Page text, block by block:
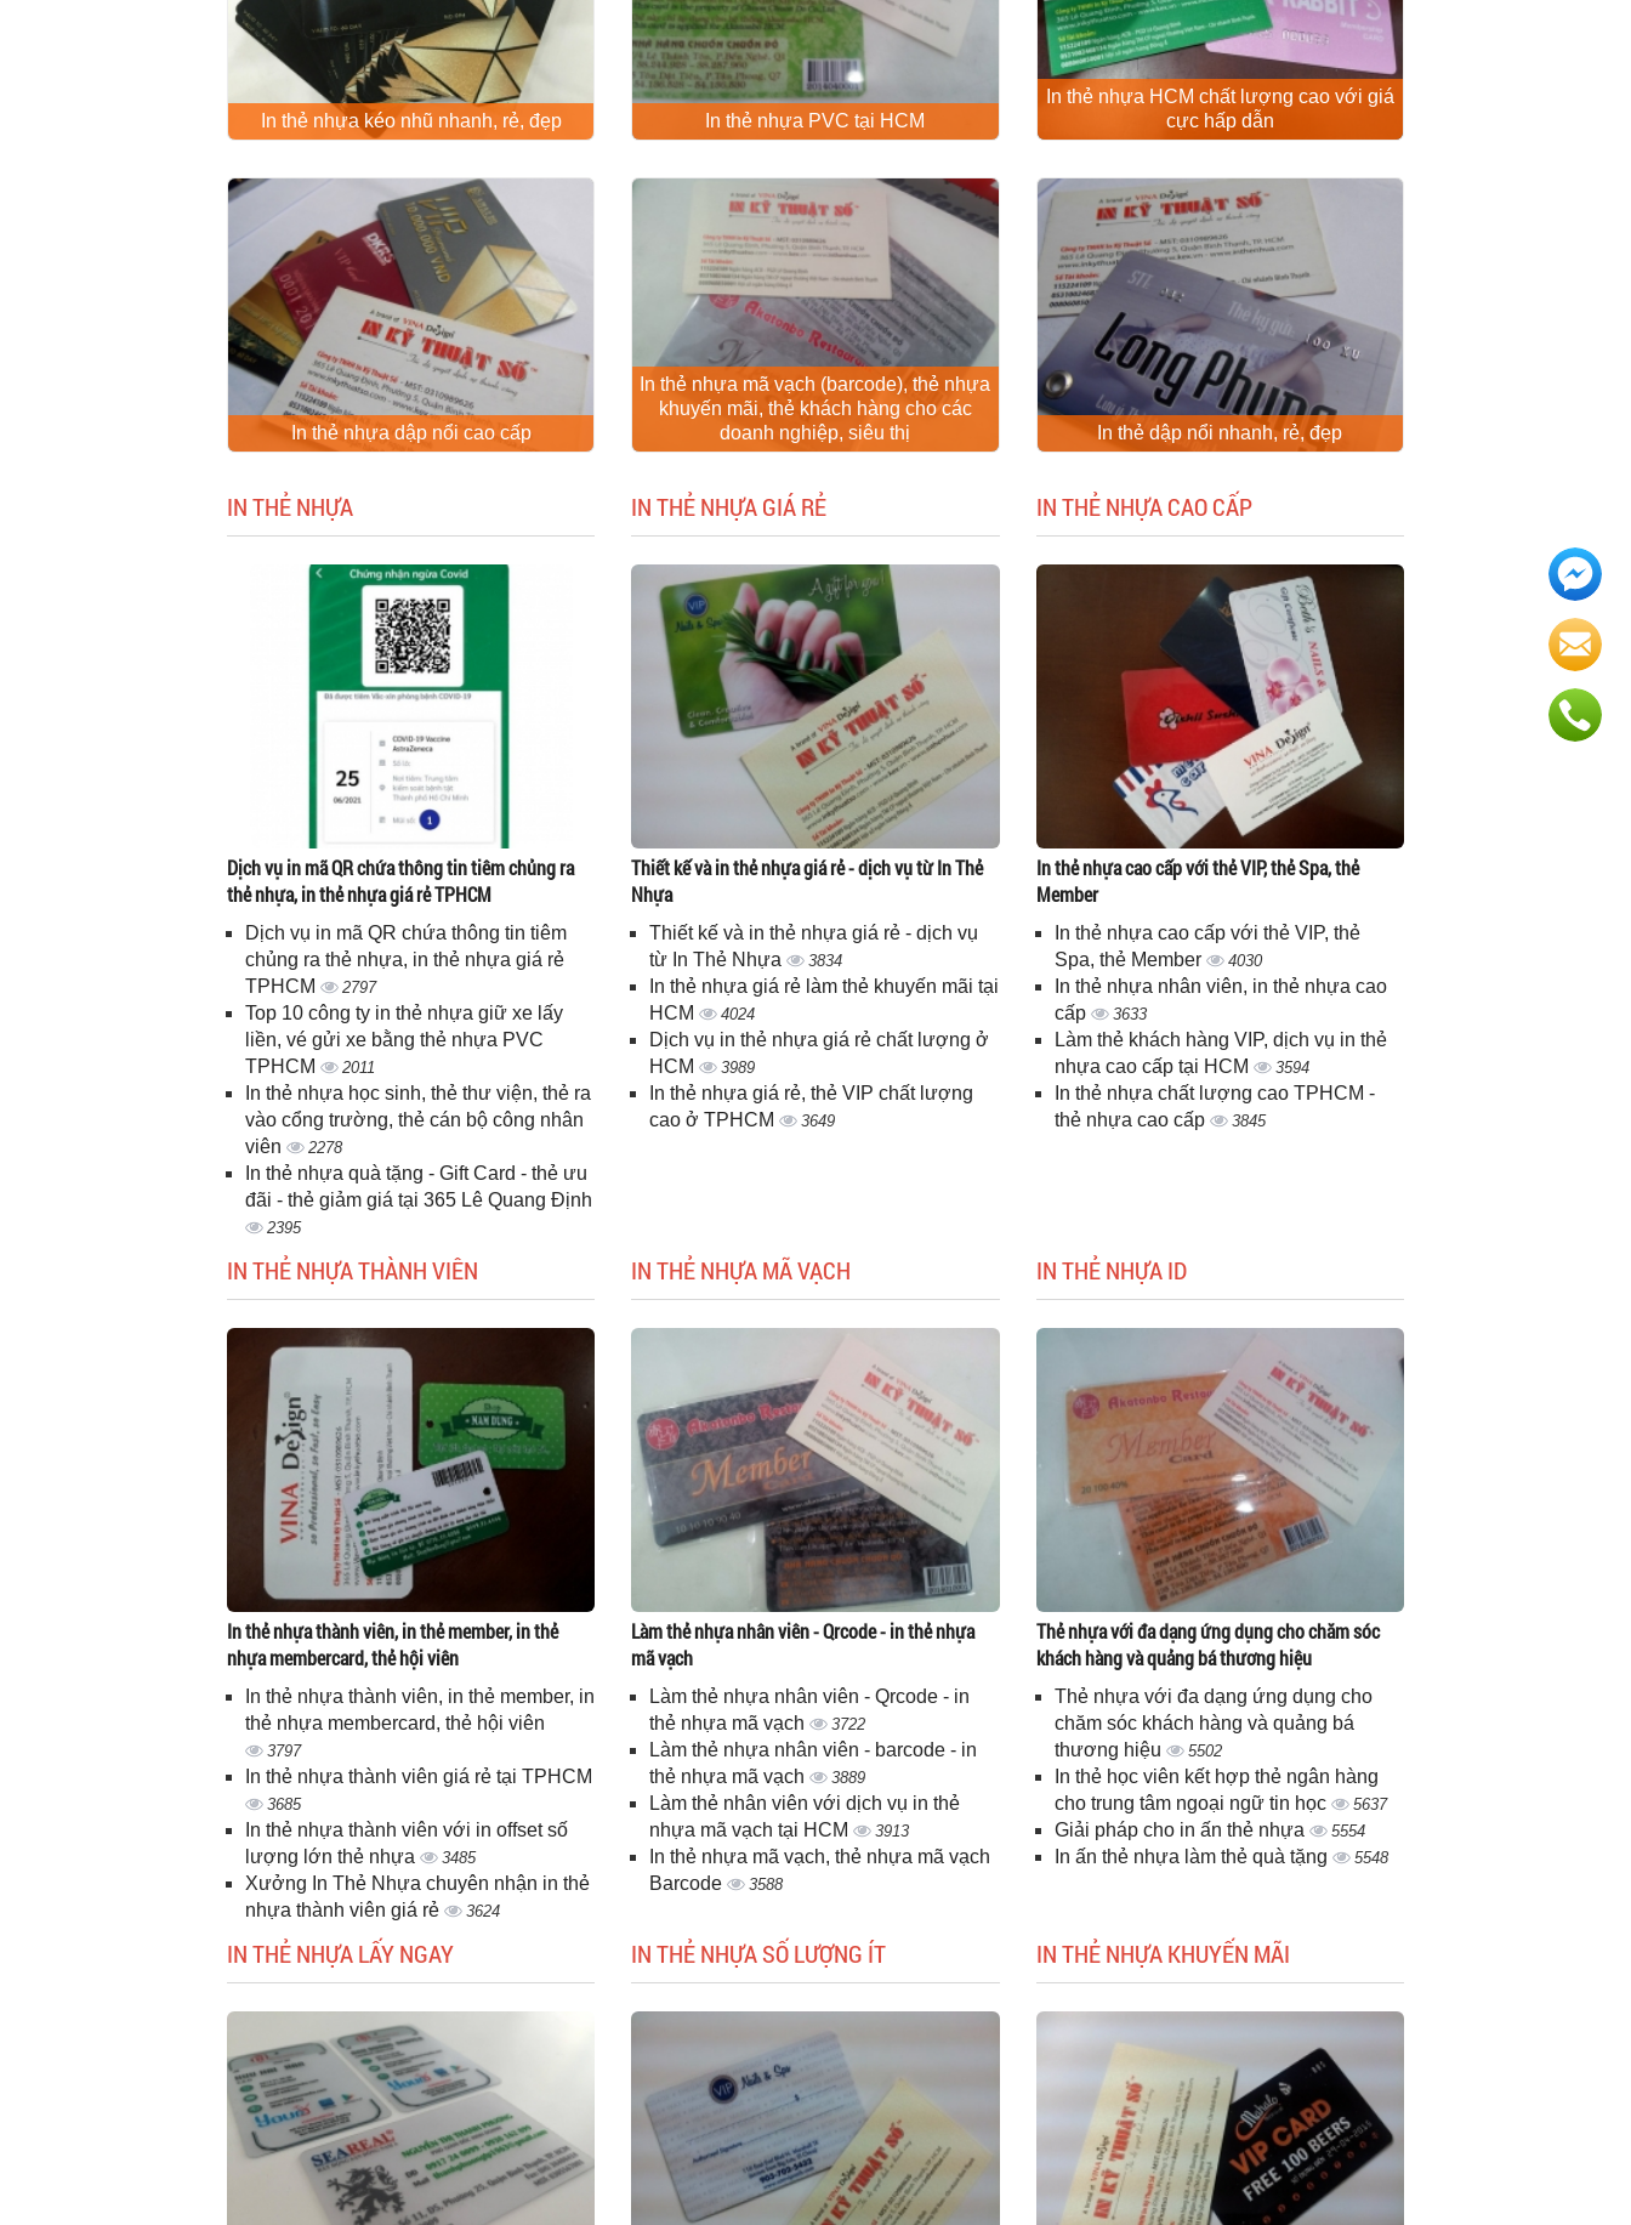
In thẻ nhựa kéo nhũ nhanh, rẻ, đẹp In thẻ nhựa PVC tại HCM
In thẻ nhựa HCM chất lượng cao với giá
cực hấp dẫn
In thẻ nhựa dập nổi cao cấp
In thẻ nhựa mã vạch (barcode), thẻ nhựa
khuyến mãi, thẻ khách hàng cho các
doanh nghiệp, siêu thị
In thẻ dập nổi nhanh, rẻ, đẹp
IN THẺ NHỰA
Dịch vụ in mã QR chứa thông tin tiêm chủng ra
thẻ nhựa, in thẻ nhựa giá rẻ TPHCM
Dịch vụ in mã QR chứa thông tin tiêm
chủng ra thẻ nhựa, in thẻ nhựa giá rẻ
TPHCM
2797
Top 10 công ty in thẻ nhựa giữ xe lấy
liền, vé gửi xe bằng thẻ nhựa PVC
TPHCM
2011
In thẻ nhựa học sinh, thẻ thư viện, thẻ ra
vào cổng trường, thẻ cán bộ công nhân
viên
2278
In thẻ nhựa quà tặng - Gift Card - thẻ ưu
đãi - thẻ giảm giá tại 365 Lê Quang Định
2395
IN THẺ NHỰA GIÁ RẺ
Thiết kế và in thẻ nhựa giá rẻ - dịch vụ từ In Thẻ
Nhựa
Thiết kế và in thẻ nhựa giá rẻ - dịch vụ
từ In Thẻ Nhựa
3834
In thẻ nhựa giá rẻ làm thẻ khuyến mãi tại
HCM
4024
Dịch vụ in thẻ nhựa giá rẻ chất lượng ở
HCM
3989
In thẻ nhựa giá rẻ, thẻ VIP chất lượng
cao ở TPHCM
3649
IN THẺ NHỰA CAO CẤP
In thẻ nhựa cao cấp với thẻ VIP, thẻ Spa, thẻ
Member
In thẻ nhựa cao cấp với thẻ VIP, thẻ
Spa, thẻ Member
4030
In thẻ nhựa nhân viên, in thẻ nhựa cao
cấp
3633
Làm thẻ khách hàng VIP, dịch vụ in thẻ
nhựa cao cấp tại HCM
3594
In thẻ nhựa chất lượng cao TPHCM -
thẻ nhựa cao cấp
3845
IN THẺ NHỰA THÀNH VIÊN
In thẻ nhựa thành viên, in thẻ member, in thẻ
nhựa membercard, thẻ hội viên
In thẻ nhựa thành viên, in thẻ member, in
thẻ nhựa membercard, thẻ hội viên
3797
In thẻ nhựa thành viên giá rẻ tại TPHCM
3685
In thẻ nhựa thành viên với in offset số
lượng lớn thẻ nhựa
3485
Xưởng In Thẻ Nhựa chuyên nhận in thẻ
nhựa thành viên giá rẻ
3624
IN THẺ NHỰA MÃ VẠCH
Làm thẻ nhựa nhân viên - Qrcode - in thẻ nhựa
mã vạch
Làm thẻ nhựa nhân viên - Qrcode - in
thẻ nhựa mã vạch
3722
Làm thẻ nhựa nhân viên - barcode - in
thẻ nhựa mã vạch
3889
Làm thẻ nhân viên với dịch vụ in thẻ
nhựa mã vạch tại HCM
3913
In thẻ nhựa mã vạch, thẻ nhựa mã vạch
Barcode
3588
IN THẺ NHỰA ID
Thẻ nhựa với đa dạng ứng dụng cho chăm sóc
khách hàng và quảng bá thương hiệu
Thẻ nhựa với đa dạng ứng dụng cho
chăm sóc khách hàng và quảng bá
thương hiệu
5502
In thẻ học viên kết hợp thẻ ngân hàng
cho trung tâm ngoại ngữ tin học
5637
Giải pháp cho in ấn thẻ nhựa 5554
In ấn thẻ nhựa làm thẻ quà tặng 5548
IN THẺ NHỰA LẤY NGAY IN THẺ NHỰA SỐ LƯỢNG ÍT IN THẺ NHỰA KHUYẾN MÃI